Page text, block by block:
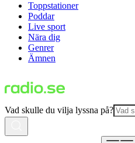
Toppstationer
Poddar
Live sport
Nära dig
Genrer
Ämnen
Vad skulle du vilja lyssna på?